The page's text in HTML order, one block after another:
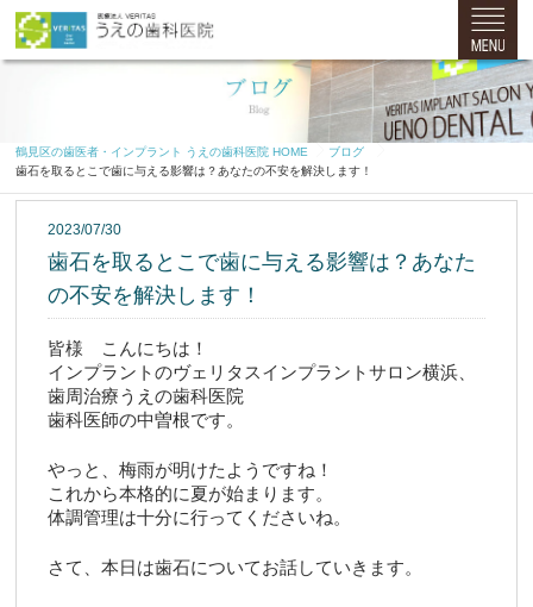
鶴見区の歯医者・インプラント うえの歯科医院 HOME
ブログ
歯石を取るとこで歯に与える影響は？あなたの不安を解決します！
2023/07/30
歯石を取るとこで歯に与える影響は？あなた
の不安を解決します！
皆様　こんにちは！
インプラントのヴェリタスインプラントサロン横浜、
歯周治療うえの歯科医院
歯科医師の中曽根です。
やっと、梅雨が明けたようですね！
これから本格的に夏が始まります。
体調管理は十分に行ってくださいね。
さて、本日は歯石についてお話していきます。